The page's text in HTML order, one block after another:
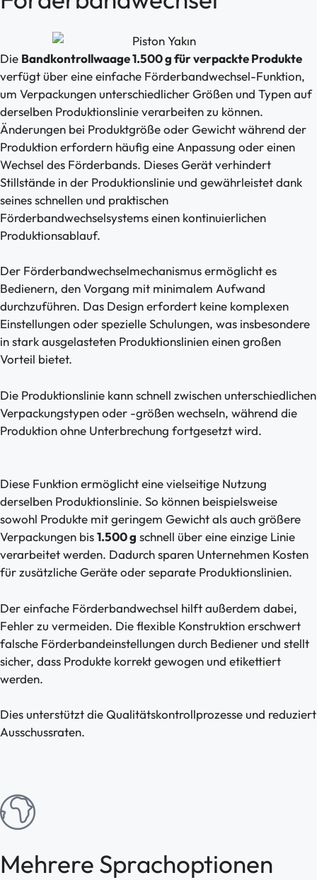
Die Bandkontrollwaage 1.500 g für verpackte Produkte
verfügt über eine einfache Förderbandwechsel-Funktion,
um Verpackungen unterschiedlicher Größen und Typen auf
derselben Produktionslinie verarbeiten zu können.
Änderungen bei Produktgröße oder Gewicht während der
Produktion erfordern häufig eine Anpassung oder einen
Wechsel des Förderbands. Dieses Gerät verhindert
Stillstände in der Produktionslinie und gewährleistet dank
seines schnellen und praktischen
Förderbandwechselsystems einen kontinuierlichen
Produktionsablauf.
Der Förderbandwechselmechanismus ermöglicht es
Bedienern, den Vorgang mit minimalem Aufwand
durchzuführen. Das Design erfordert keine komplexen
Einstellungen oder spezielle Schulungen, was insbesondere
in stark ausgelasteten Produktionslinien einen großen
Vorteil bietet.
Die Produktionslinie kann schnell zwischen unterschiedlichen
Verpackungstypen oder -größen wechseln, während die
Produktion ohne Unterbrechung fortgesetzt wird.
Diese Funktion ermöglicht eine vielseitige Nutzung
derselben Produktionslinie. So können beispielsweise
sowohl Produkte mit geringem Gewicht als auch größere
Verpackungen bis1.500 g schnell über eine einzige Linie
verarbeitet werden. Dadurch sparen Unternehmen Kosten
für zusätzliche Geräte oder separate Produktionslinien.
Der einfache Förderbandwechsel hilft außerdem dabei,
Fehler zu vermeiden. Die flexible Konstruktion erschwert
falsche Förderbandeinstellungen durch Bediener und stellt
sicher, dass Produkte korrekt gewogen und etikettiert
werden.
Dies unterstützt die Qualitätskontrollprozesse und reduziert
Ausschussraten.
Mehrere Sprachoptionen